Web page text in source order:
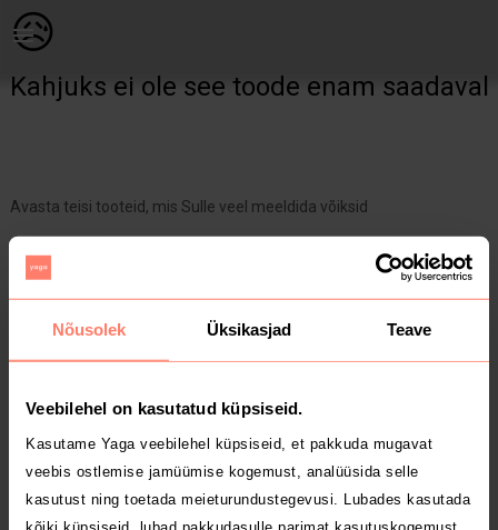
Nõusolek Üksikasjad Teave
Veebilehel on kasutatud küpsiseid.
Kasutame Yaga veebilehel küpsiseid, et pakkuda mugavat
veebis ostlemise jamüümise kogemust, analüüsida selle
kasutust ning toetada meieturundustegevusi. Lubades kasutada
😥
Kahjuks ei ole see toode enam saadaval
Avasta teisi tooteid, mis Sulle veel meeldida võiksid